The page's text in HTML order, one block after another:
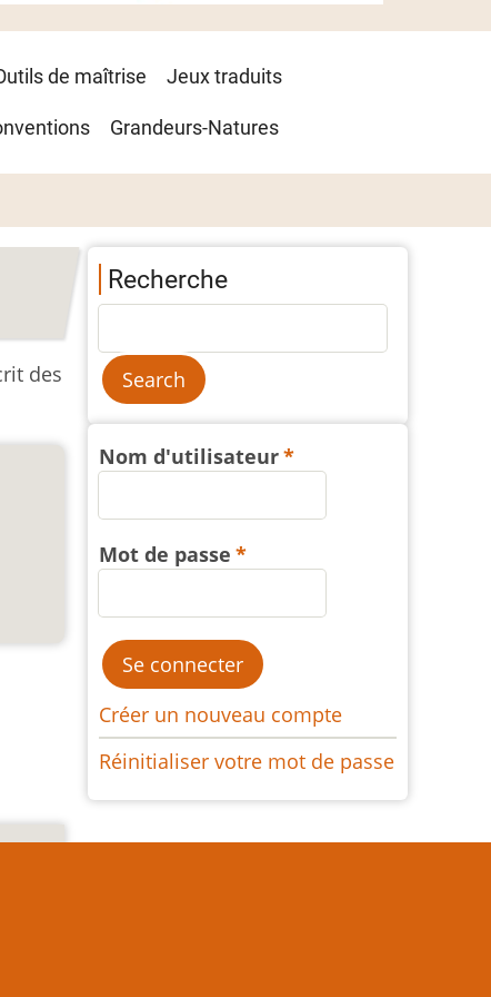
de maîtrise Jeux traduits
Grandeurs-Natures
des
est
Recherche
Nom d'utilisateur
Mot de passe
Créer un nouveau compte
Réinitialiser votre mot de passe